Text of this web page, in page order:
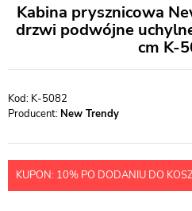
Kabina prysznicowa
drzwi podwójne
cm K-
K-5082
Producent: New Trendy
KUPON: 10% PO DODANIU DO